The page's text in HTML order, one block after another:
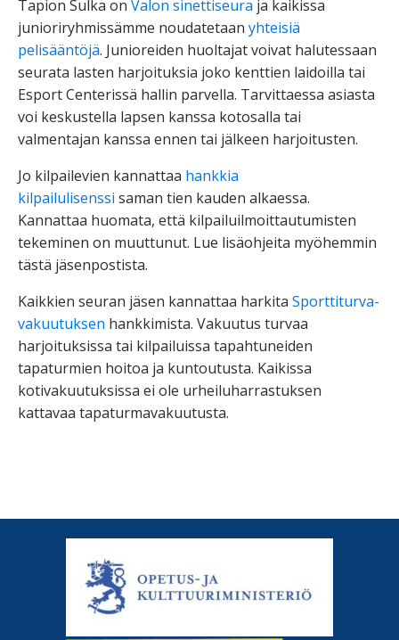
Tapion Sulka on Valon sinettiseura ja kaikissa
junioriryhmissämme noudatetaan yhteisiä
pelisääntöjä. Junioreiden huoltajat voivat halutessaan
seurata lasten harjoituksia joko kenttien laidoilla tai
Esport Centerissä hallin parvella. Tarvittaessa asiasta
voi keskustella lapsen kanssa kotosalla tai
valmentajan kanssa ennen tai jälkeen harjoitusten.
Jo kilpailevien kannattaa hankkia
kilpailulisenssi saman tien kauden alkaessa.
Kannattaa huomata, että kilpailuilmoittautumisten
tekeminen on muuttunut. Lue lisäohjeita myöhemmin
tästä jäsenpostista.
Kaikkien seuran jäsen kannattaa harkita Sporttiturva-
vakuutuksen hankkimista. Vakuutus turvaa
harjoituksissa tai kilpailuissa tapahtuneiden
tapaturmien hoitoa ja kuntoutusta. Kaikissa
kotivakuutuksissa ei ole urheiluharrastuksen
kattavaa tapaturmavakuutusta.